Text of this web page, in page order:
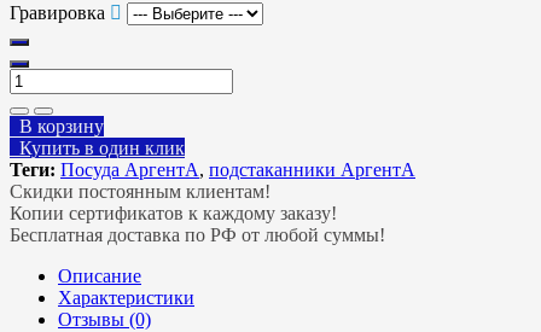
Гравировка
В корзину
Купить в один клик
Теги: Посуда АргентА, подстаканники АргентА
Скидки постоянным клиентам!
Копии сертификатов к каждому заказу!
Бесплатная доставка по РФ от любой суммы!
Описание
Характеристики
Отзывы (0)